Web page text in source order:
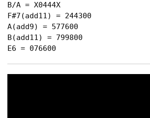
B/A = X0444X
F#7(add11) = 244300
A(add9) = 577600
B(add11) = 799800
E6 = 076600